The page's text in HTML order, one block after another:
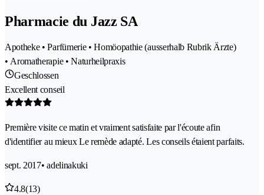
Pharmacie du Jazz SA
Apotheke • Parfümerie • Homöopathie (ausserhalb Rubrik Ärzte)
• Aromatherapie • Naturheilpraxis
Geschlossen
Excellent conseil
Première visite ce matin et vraiment satisfaite par l'écoute afin
d'identifier au mieux Le remède adapté. Les conseils étaient parfaits.
sept. 2017• adelinakuki
4.8(13)